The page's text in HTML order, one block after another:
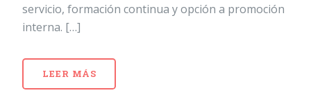
servicio, formación continua y opción a promoción
interna. […]
LEER MÁS